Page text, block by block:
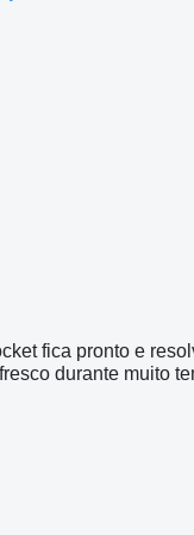
fica pronto e
durante muito